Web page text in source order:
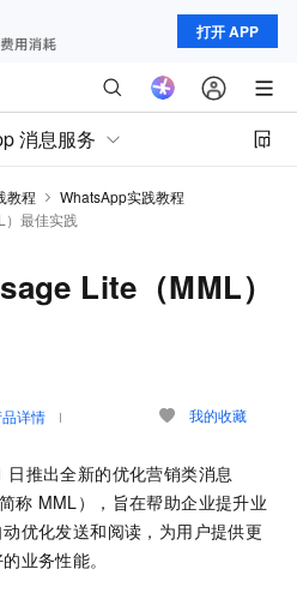
打开 APP
消息服务
教程
WhatsApp实践教程
最佳实践
Lite（MML）
详情 我的收藏
日推出全新的优化营销类消息
称 MML），旨在帮助企业提升业
优化发送和阅读，为用户提供更
业务性能。